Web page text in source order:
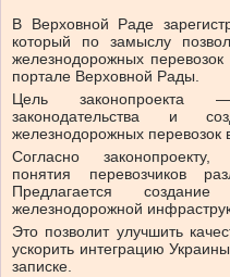
В Верховной Раде
который по замыслу
железнодорожных
портале Верховной Рады.
Цель законопроекта
законодательства и
железнодорожных перевозок
Согласно законопроекту,
понятия перевозчиков
Предлагается
железнодорожной
Это позволит улучшить
ускорить интеграцию
записке.